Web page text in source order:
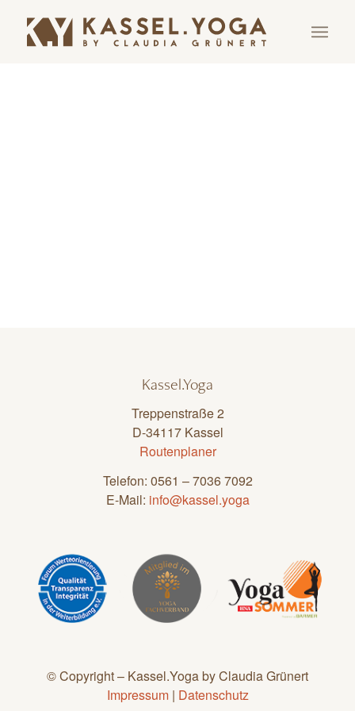
Kassel.Yoga
Treppenstraße 2
D-34117 Kassel
Routenplaner
Telefon: 0561 – 7036 7092
E-Mail: info@kassel.yoga
© Copyright – Kassel.Yoga by Claudia Grünert
Impressum| Datenschutz